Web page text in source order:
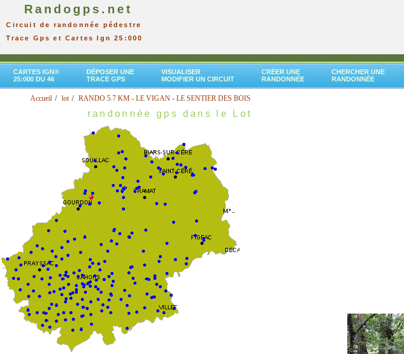
Randogps.net
Circuit de randonnée pédestre
Trace Gps et Cartes Ign 25:000
CARTES IGN®
25:000 DU 46
DÉPOSER UNE
TRACE GPS
VISUALISER
MODIFIER UN CIRCUIT
CRÉER UNE
RANDONNÉE
CHERCHER UNE
RANDONNÉE
Accueil lot RANDO 5.7 KM - LE VIGAN - LE SENTIER DES BOIS
randonnée gps dans le Lot